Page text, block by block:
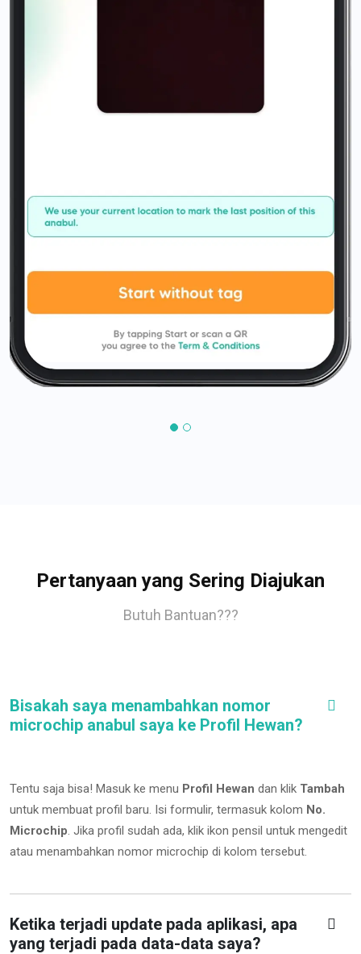
Pertanyaan yang Sering Diajukan
Butuh Bantuan???
Bisakah saya menambahkan nomor
microchip anabul saya ke Profil Hewan?
Tentu saja bisa! Masuk ke menu Profil Hewan dan klik Tambah
untuk membuat profil baru. Isi formulir, termasuk kolom No.
Microchip. Jika profil sudah ada, klik ikon pensil untuk mengedit
atau menambahkan nomor microchip di kolom tersebut.
Ketika terjadi update pada aplikasi, apa
yang terjadi pada data-data saya?